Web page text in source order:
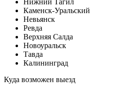
Нижний Тагил
Каменск-Уральский
Невьянск
Ревда
Верхняя Салда
Новоуральск
Тавда
Калининград
Куда возможен выезд